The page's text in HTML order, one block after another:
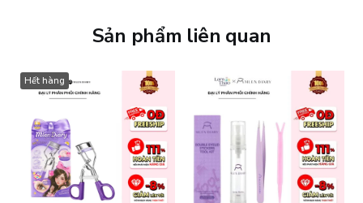
Chất liệu BASF với tỷ lệ kháng khuẩn lên đến 98%
Sản phẩm liên quan
Hết hàng